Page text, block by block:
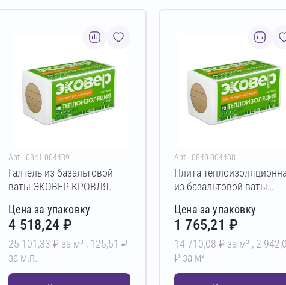
Арт.: 0841.004439
Галтель из базальтовой
ваты ЭКОВЕР КРОВЛЯ
100х100х1000 мм
Цена за упаковку
4 518,24 ₽
25 101,33 ₽ за м³ , 125,51 ₽
за м.п.
Арт.: 0840.004438
Плита
из базальтовой ваты
200х600х1000 мм
Цена за упаковку
1 765,21 ₽
14 710,08 ₽ за м³ , 2
₽ за м²